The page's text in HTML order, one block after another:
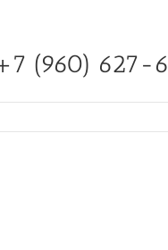
(960) 627-